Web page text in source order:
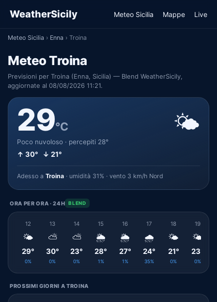
WeatherSicily Meteo Sicilia Mappe Live
Meteo Sicilia › Enna › Troina
Meteo Troina
Previsioni per Troina (Enna, Sicilia) — Blend WeatherSicily,
aggiornate al 08/08/2026 11:21.
29°C
Poco nuvoloso · percepiti 28°
↑ 30° ↓ 21°
🌤️
Adesso a Troina · umidità 31% · vento 3 km/h Nord
ORA PER ORA · 24H BLEND
12
🌤️
29°
0%
13
⛅
30°
0%
14
⛅
23°
0%
15
🌦️
28°
1%
16
🌦️
27°
1%
17
🌧️
24°
35%
18
🌤️
21°
0%
19
🌤️
23°
0%
PROSSIMI GIORNI A TROINA